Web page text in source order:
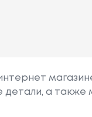
детали, а также